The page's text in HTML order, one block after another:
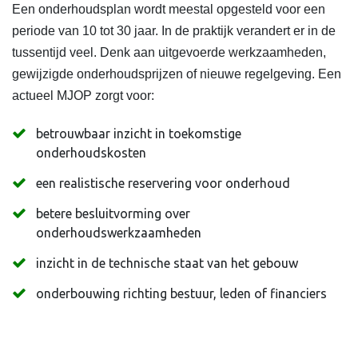
Een onderhoudsplan wordt meestal opgesteld voor een
periode van 10 tot 30 jaar. In de praktijk verandert er in de
tussentijd veel. Denk aan uitgevoerde werkzaamheden,
gewijzigde onderhoudsprijzen of nieuwe regelgeving. Een
actueel MJOP zorgt voor:
betrouwbaar inzicht in toekomstige
onderhoudskosten
een realistische reservering voor onderhoud
betere besluitvorming over
onderhoudswerkzaamheden
inzicht in de technische staat van het gebouw
onderbouwing richting bestuur, leden of financiers